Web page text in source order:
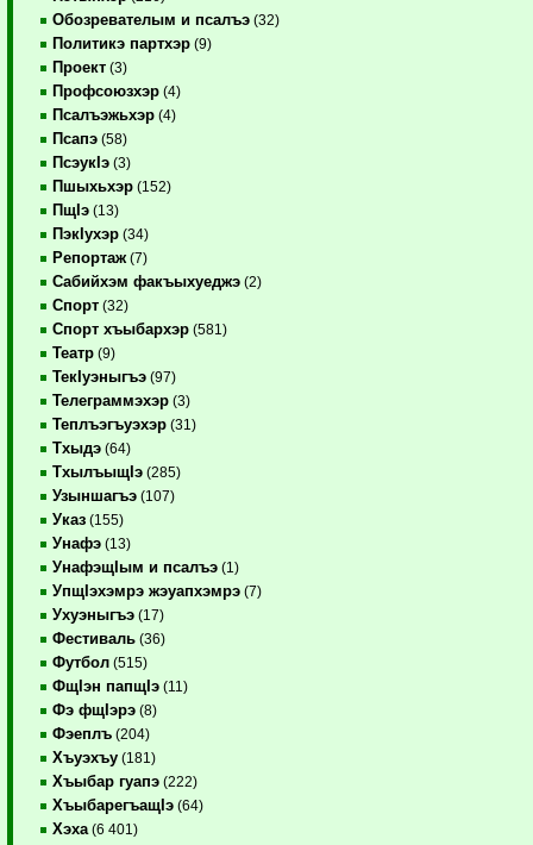
Обозревателым и псалъэ (32)
Политикэ партхэр (9)
Проект (3)
Профсоюзхэр (4)
Псалъэжьхэр (4)
Псапэ (58)
ПсэукIэ (3)
Пшыхьхэр (152)
ПщIэ (13)
ПэкIухэр (34)
Репортаж (7)
Сабийхэм факъыхуеджэ (2)
Спорт (32)
Спорт хъыбархэр (581)
Театр (9)
ТекIуэныгъэ (97)
Телеграммэхэр (3)
Теплъэгъуэхэр (31)
Тхыдэ (64)
ТхылъыщIэ (285)
Узыншагъэ (107)
Указ (155)
Унафэ (13)
УнафэщIым и псалъэ (1)
УпщIэхэмрэ жэуапхэмрэ (7)
Ухуэныгъэ (17)
Фестиваль (36)
Футбол (515)
ФщIэн папщIэ (11)
Фэ фщIэрэ (8)
Фэеплъ (204)
Хъуэхъу (181)
Хъыбар гуапэ (222)
ХъыбарегъащIэ (64)
Хэха (6 401)